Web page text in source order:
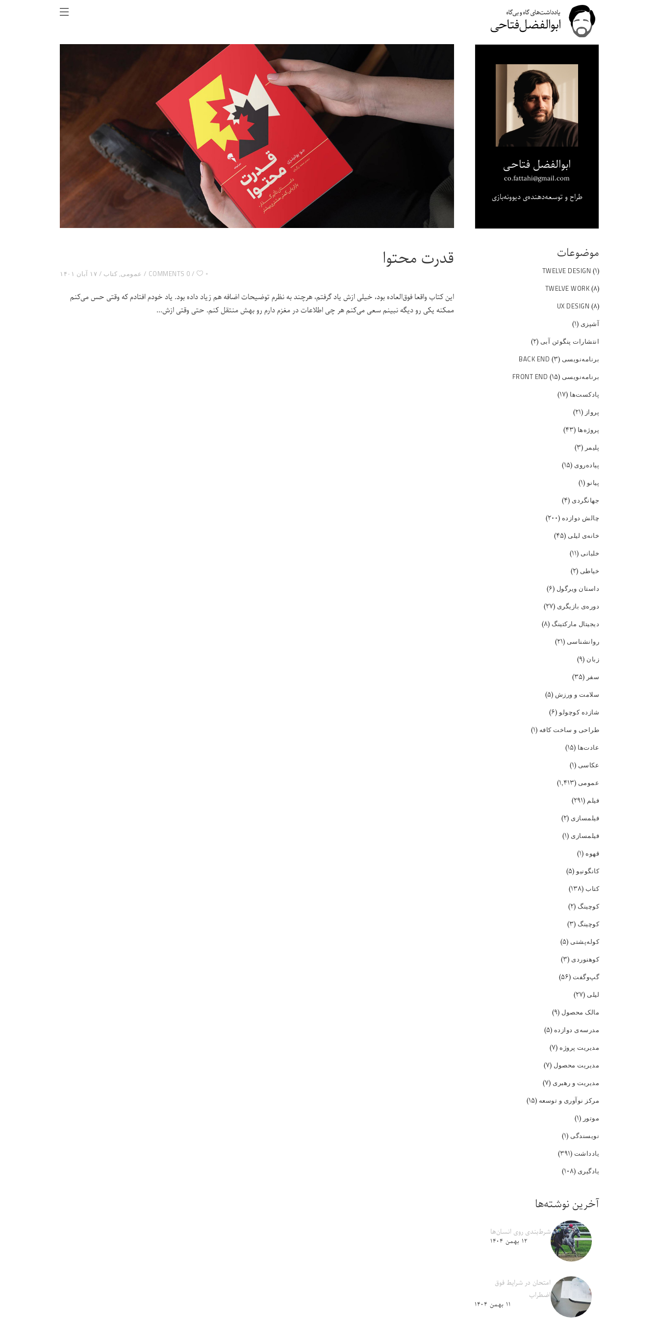
قدرت محتوا
۱۷ آبان ۱۴۰۱ عمومی, کتاب 0 COMMENTS ۰
این کتاب واقعا فوق‌العاده بود، خیلی ازش یاد گرفتم، هرچند به نظرم توضیحات اضافه هم زیاد داده بود. یاد خودم افتادم که وقتی حس می‌کنم
ممکنه یکی رو دیگه نبینم سعی می‌کنم هر چی اطلاعات در مغزم دارم رو بهش منتقل کنم. حتی وقتی ازش
ابوالفضل فتاحی
co.fattahi@gmail.com
طراح و توسعه‌دهنده‌ی دیوونه‌بازی
موضوعات
TWELVE DESIGN (۱)
TWELVE WORK (۸)
UX DESIGN (۸)
آشپزی (۱)
انتشارات پنگوئن آبی (۲)
برنامه‌نویسی BACK END (۳)
برنامه‌نویسی FRONT END (۱۵)
پادکست‌ها (۱۷)
پرواز(۲۱)
پروژه‌ها (۴۳)
پلیمر(۳)
پیاده‌روی (۱۵)
پیانو(۱)
جهانگردی (۴)
چالش دوازده (۲۰۰)
خانه‌ی لیلی (۴۵)
خلبانی (۱۱)
خیاطی (۲)
داستان ویرگول (۶)
دوره‌ی بازیگری (۲۷)
دیجیتال مارکتینگ (۸)
روانشناسی (۲۱)
زبان (۹)
سفر(۳۵)
سلامت و ورزش (۵)
شازده کوچولو(۶)
طراحی و ساخت کافه (۱)
عادت‌ها (۱۵)
عکاسی (۱)
عمومی (۱,۴۱۳)
فیلم (۲۹۱)
فیلمسازی (۲)
فیلمسازی (۱)
قهوه (۱)
کانگونیو(۵)
کتاب (۱۳۸)
کوچینگ (۲)
کوچینگ (۳)
کوله‌پشتی (۵)
کوهنوردی (۳)
گپ‌و‌گفت (۵۶)
لیلی (۲۷)
مالک محصول (۹)
مدرسه‌ی دوازده (۵)
مدیریت پروژه (۷)
مدیریت محصول (۷)
مدیریت و رهبری (۷)
مرکز نوآوری و توسعه (۱۵)
موتور(۱)
نویسندگی (۱)
یادداشت (۳۹۱)
یادگیری (۱۰۸)
آخرین نوشته‌ها
شرط‌بندی روی انسان‌ها
۱۲ بهمن ۱۴۰۴
امتحان در شرایط فوق
اضطراب
۱۱ بهمن ۱۴۰۴